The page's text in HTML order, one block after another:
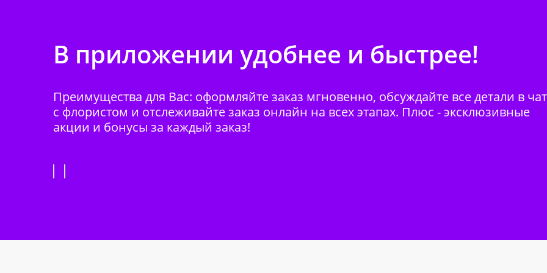
В приложении удобнее и быстрее!
Преимущества для Вас: оформляйте заказ мгновенно, обсуждайте все детали в
с флористом и отслеживайте заказ онлайн на всех этапах. Плюс - эксклюзивные
акции и бонусы за каждый заказ!